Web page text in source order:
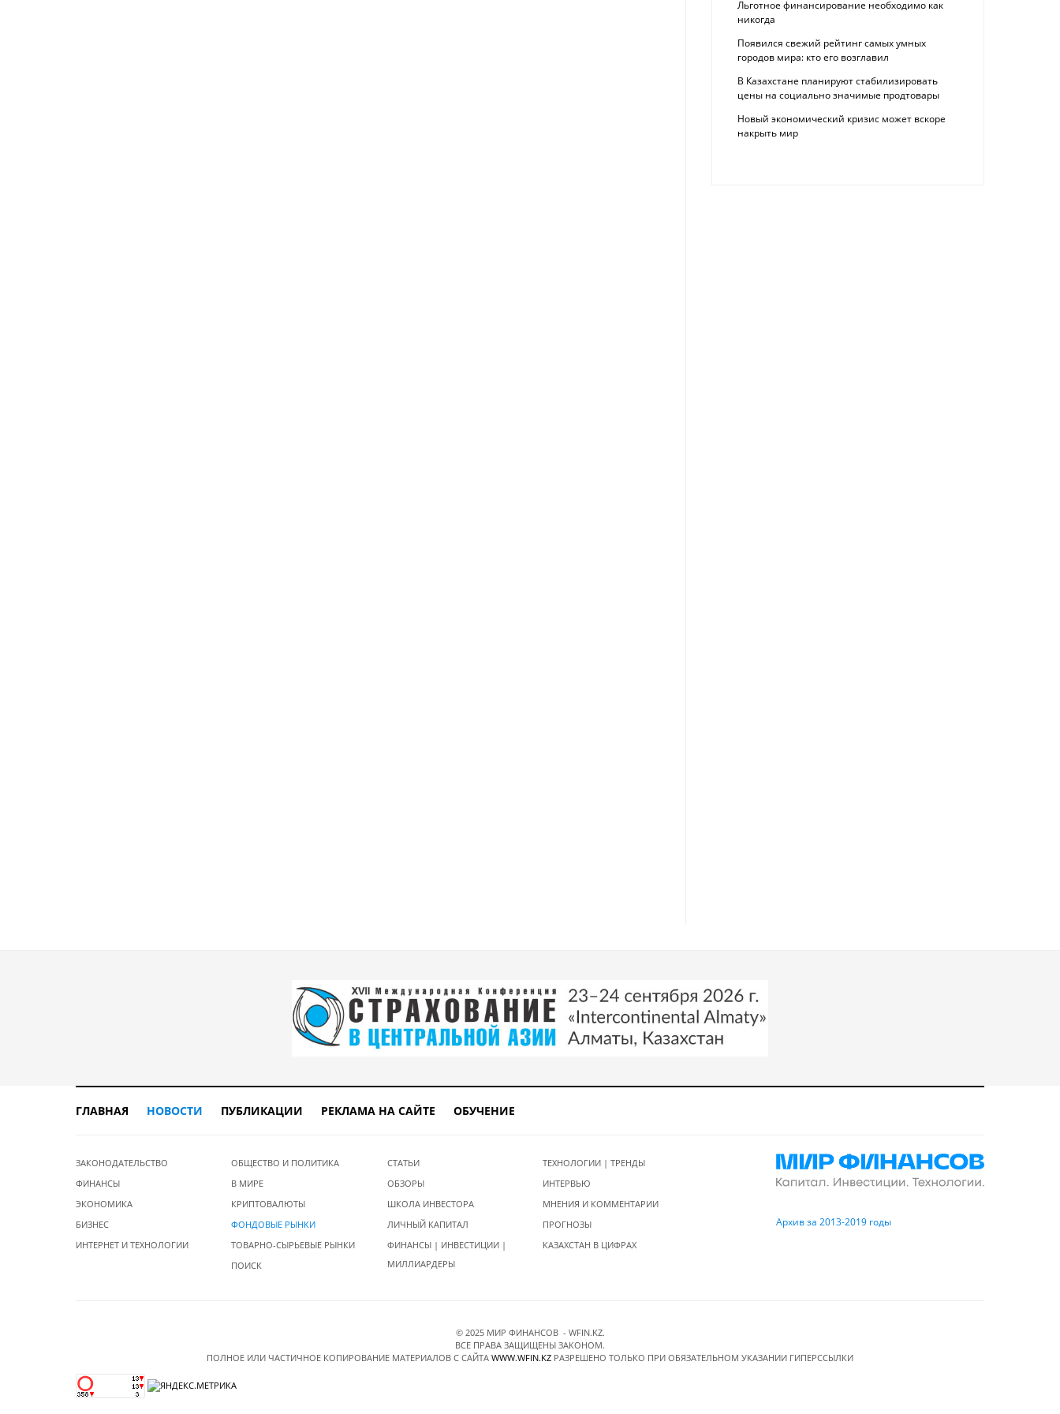
Льготное финансирование необходимо как
никогда
Появился свежий рейтинг самых умных
городов мира: кто его возглавил
В Казахстане планируют стабилизировать
цены на социально значимые продтовары
Новый экономический кризис может вскоре
накрыть мир
ГЛАВНАЯ НОВОСТИ ПУБЛИКАЦИИ РЕКЛАМА НА САЙТЕ ОБУЧЕНИЕ
ЗАКОНОДАТЕЛЬСТВО
ФИНАНСЫ
ЭКОНОМИКА
БИЗНЕС
ИНТЕРНЕТ И ТЕХНОЛОГИИ
ОБЩЕСТВО И ПОЛИТИКА
В МИРЕ
КРИПТОВАЛЮТЫ
ФОНДОВЫЕ РЫНКИ
ТОВАРНО-СЫРЬЕВЫЕ РЫНКИ
ПОИСК
СТАТЬИ
ОБЗОРЫ
ШКОЛА ИНВЕСТОРА
ЛИЧНЫЙ КАПИТАЛ
ФИНАНСЫ | ИНВЕСТИЦИИ |
МИЛЛИАРДЕРЫ
ТЕХНОЛОГИИ | ТРЕНДЫ
ИНТЕРВЬЮ
МНЕНИЯ И КОММЕНТАРИИ
ПРОГНОЗЫ
КАЗАХСТАН В ЦИФРАХ
Архив за 2013-2019 годы
© 2025 МИР ФИНАНСОВ - WFIN.KZ.
ВСЕ ПРАВА ЗАЩИЩЕНЫ ЗАКОНОМ.
ПОЛНОЕ ИЛИ ЧАСТИЧНОЕ КОПИРОВАНИЕ МАТЕРИАЛОВ C САЙТА WWW.WFIN.KZ РАЗРЕШЕНО ТОЛЬКО ПРИ ОБЯЗАТЕЛЬНОМ УКАЗАНИИ ГИПЕРССЫЛКИ